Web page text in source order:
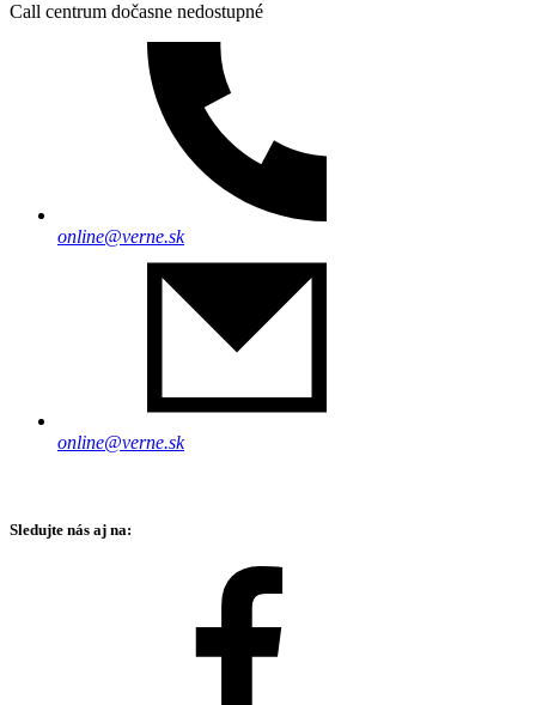
Call centrum dočasne nedostupné
online@verne.sk
online@verne.sk
Sledujte nás aj na: